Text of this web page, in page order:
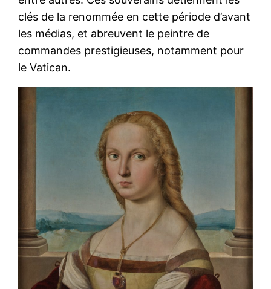
clés de la renommée en cette période d’avant
les médias, et abreuvent le peintre de
commandes prestigieuses, notamment pour
le Vatican.